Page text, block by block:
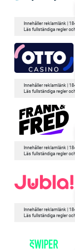
Innehåller reklamlänk |
Läs fullständiga regler
Innehåller reklamlänk |
Läs fullständiga regler
Innehåller reklamlänk |
Läs fullständiga regler
Innehåller reklamlänk |
Läs fullständiga regler